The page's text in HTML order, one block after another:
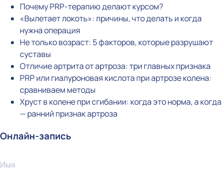
Почему PRP-терапию делают курсом?
«Вылетает локоть»: причины, что делать и когда
нужна операция
Не только возраст: 5 факторов, которые разрушают
суставы
Отличие артрита от артроза: три главных признака
PRP или гиалуроновая кислота при артрозе колена:
сравниваем методы
Хруст в колене при сгибании: когда это норма, а когда
— ранний признак артроза
Онлайн-запись
Имя